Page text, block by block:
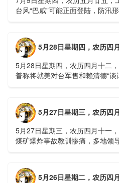
台风“巴威”可能正面登陆，防汛
5月28日星期四，农历四
5月28日星期四，农历四月十二
普称将就美对台军售和赖清德“谈
5月27日星期三，农历四
5月27日星期三，农历四月十一
煤矿爆炸事故教训惨痛，多地领
5月26日星期二，农历四